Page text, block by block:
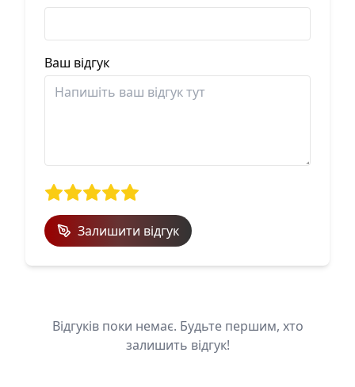
Ваш відгук
Залишити відгук
Відгуків поки немає. Будьте першим, хто
залишить відгук!